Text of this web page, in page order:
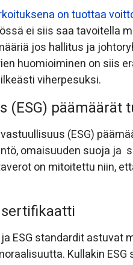
on tuottaa
ei siis saa tavoitella
jos hallitus ja
huomioiminen on siis
viherpesuksi.
päämäärät
(ESG)
omaisuuden suoja ja
on mitoitettu niin,
sertifikaatti
ESG standardit astuvat
Kullakin